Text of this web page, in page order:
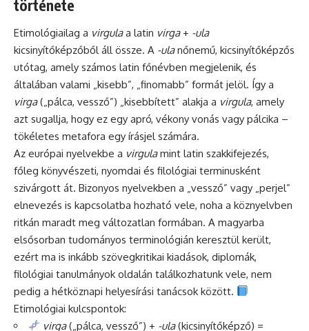
története
Etimológiailag a virgulaa latin virga+ -ula
kicsinyítőképzőből áll össze. A -ulanőnemű, kicsinyítőképzős
utótag, amely számos latin főnévben megjelenik, és
általában valami „kisebb”, „finomabb” formát jelöl. Így a
virga(„pálca, vessző”) „kisebbített” alakja a virgula, amely
azt sugallja, hogy ez egy apró, vékony vonás vagy pálcika –
tökéletes metafora egy írásjel számára.
Az európai nyelvekbe a virgulamint latin szakkifejezés,
főleg könyvészeti, nyomdai és filológiai terminusként
szivárgott át. Bizonyos nyelvekben a „vessző” vagy „perjel”
elnevezés is kapcsolatba hozható vele, noha a köznyelvben
ritkán maradt meg változatlan formában. A magyarba
elsősorban tudományos terminológián keresztül került,
ezért ma is inkább szövegkritikai kiadások, diplomák,
filológiai tanulmányok oldalán találkozhatunk vele, nem
pedig a hétköznapi helyesírási tanácsok között.
Etimológiai kulcspontok:
virga(„pálca, vessző”) + -ula(kicsinyítőképző) =